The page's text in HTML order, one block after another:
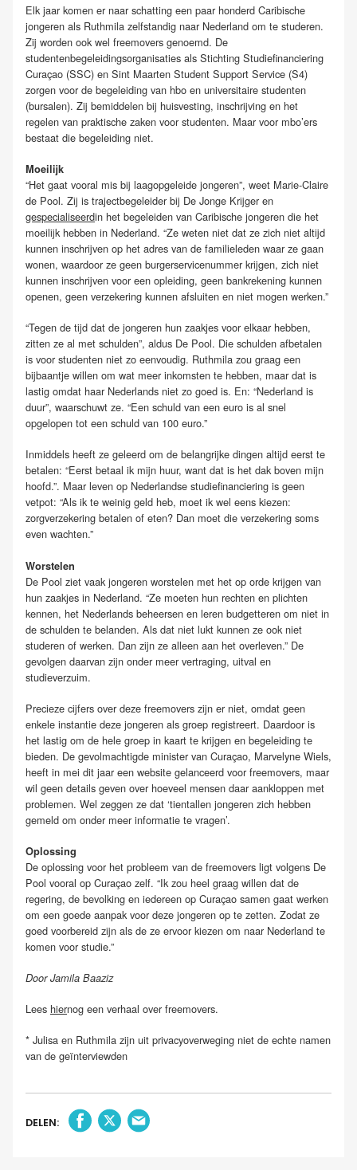
Elk jaar komen er naar schatting een paar honderd Caribische
jongeren als Ruthmila zelfstandig naar Nederland om te studeren.
Zij worden ook wel freemovers genoemd. De
studentenbegeleidingsorganisaties als Stichting Studiefinanciering
Curaçao (SSC) en Sint Maarten Student Support Service (S4)
zorgen voor de begeleiding van hbo en universitaire studenten
(bursalen). Zij bemiddelen bij huisvesting, inschrijving en het
regelen van praktische zaken voor studenten. Maar voor mbo’ers
bestaat die begeleiding niet.
Moeilijk
“Het gaat vooral mis bij laagopgeleide jongeren”, weet Marie-Claire
de Pool. Zij is trajectbegeleider bij De Jonge Krijger en
gespecialiseerdin het begeleiden van Caribische jongeren die het
moeilijk hebben in Nederland. “Ze weten niet dat ze zich niet altijd
kunnen inschrijven op het adres van de familieleden waar ze gaan
wonen, waardoor ze geen burgerservicenummer krijgen, zich niet
kunnen inschrijven voor een opleiding, geen bankrekening kunnen
openen, geen verzekering kunnen afsluiten en niet mogen werken.”
“Tegen de tijd dat de jongeren hun zaakjes voor elkaar hebben,
zitten ze al met schulden”, aldus De Pool. Die schulden afbetalen
is voor studenten niet zo eenvoudig. Ruthmila zou graag een
bijbaantje willen om wat meer inkomsten te hebben, maar dat is
lastig omdat haar Nederlands niet zo goed is. En: “Nederland is
duur”, waarschuwt ze. “Een schuld van een euro is al snel
opgelopen tot een schuld van 100 euro.”
Inmiddels heeft ze geleerd om de belangrijke dingen altijd eerst te
betalen: “Eerst betaal ik mijn huur, want dat is het dak boven mijn
hoofd.”. Maar leven op Nederlandse studiefinanciering is geen
vetpot: “Als ik te weinig geld heb, moet ik wel eens kiezen:
zorgverzekering betalen of eten? Dan moet die verzekering soms
even wachten.”
Worstelen
De Pool ziet vaak jongeren worstelen met het op orde krijgen van
hun zaakjes in Nederland. “Ze moeten hun rechten en plichten
kennen, het Nederlands beheersen en leren budgetteren om niet in
de schulden te belanden. Als dat niet lukt kunnen ze ook niet
studeren of werken. Dan zijn ze alleen aan het overleven.” De
gevolgen daarvan zijn onder meer vertraging, uitval en
studieverzuim.
Precieze cijfers over deze freemovers zijn er niet, omdat geen
enkele instantie deze jongeren als groep registreert. Daardoor is
het lastig om de hele groep in kaart te krijgen en begeleiding te
bieden. De gevolmachtigde minister van Curaçao, Marvelyne Wiels,
heeft in mei dit jaar een website gelanceerd voor freemovers, maar
wil geen details geven over hoeveel mensen daar aankloppen met
problemen. Wel zeggen ze dat ‘tientallen jongeren zich hebben
gemeld om onder meer informatie te vragen’.
Oplossing
De oplossing voor het probleem van de freemovers ligt volgens De
Pool vooral op Curaçao zelf. “Ik zou heel graag willen dat de
regering, de bevolking en iedereen op Curaçao samen gaat werken
om een goede aanpak voor deze jongeren op te zetten. Zodat ze
goed voorbereid zijn als de ze ervoor kiezen om naar Nederland te
komen voor studie.”
Door Jamila Baaziz
Lees hiernog een verhaal over freemovers.
* Julisa en Ruthmila zijn uit privacyoverweging niet de echte namen
van de geïnterviewden
DELEN: